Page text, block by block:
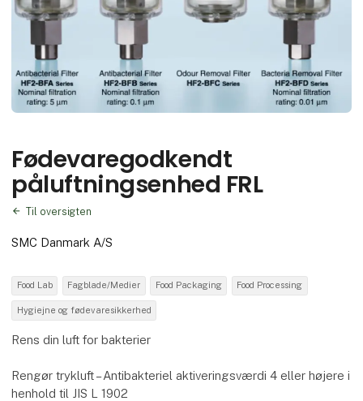
Fødevaregodkendt
påluftningsenhed FRL
Til oversigten
SMC Danmark A/S
Food Lab Fagblade/Medier Food Packaging Food Processing
Hygiejne og fødevaresikkerhed
Rens din luft for bakterier
Rengør trykluft – Antibakteriel aktiveringsværdi 4 eller højere i
henhold til JIS L 1902